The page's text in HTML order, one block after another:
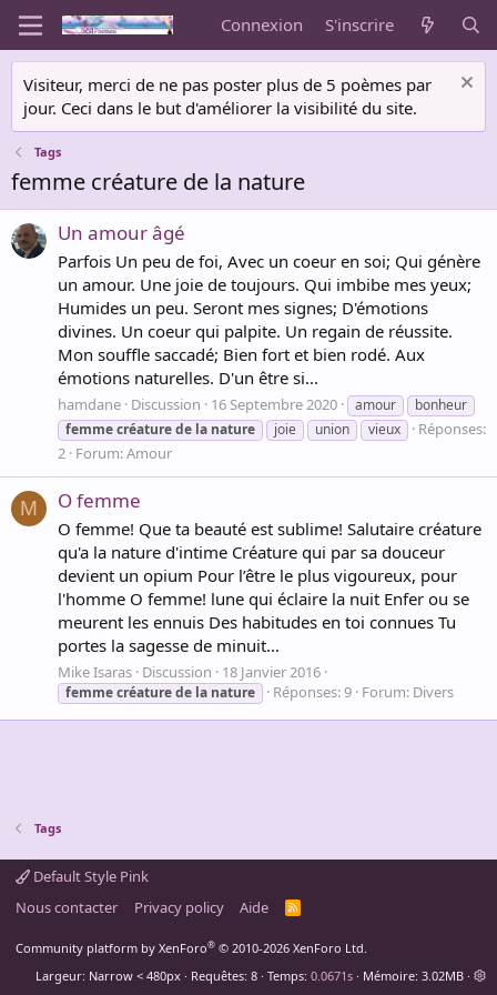
Connexion S'inscrire
Visiteur, merci de ne pas poster plus de 5 poèmes par
jour. Ceci dans le but d'améliorer la visibilité du site.
Tags
femme créature de la nature
Un amour âgé
Parfois Un peu de foi, Avec un coeur en soi; Qui génère
un amour. Une joie de toujours. Qui imbibe mes yeux;
Humides un peu. Seront mes signes; D'émotions
divines. Un coeur qui palpite. Un regain de réussite.
Mon souffle saccadé; Bien fort et bien rodé. Aux
émotions naturelles. D'un être si...
hamdane Discussion 16 Septembre 2020 amour
bonheur
femmecréaturede la nature joie union vieux
Réponses:
2 Forum:Amour
M O femme
O femme! Que ta beauté est sublime! Salutaire créature
qu'a la nature d'intime Créature qui par sa douceur
devient un opium Pour l’être le plus vigoureux, pour
l'homme O femme! lune qui éclaire la nuit Enfer ou se
meurent les ennuis Des habitudes en toi connues Tu
portes la sagesse de minuit...
Mike Isaras Discussion 18 Janvier 2016
femmecréaturede la nature Réponses: 9 Forum: Divers
Tags
Default Style Pink
Nous contacter
Privacy policy Aide
R
Community platform by XenForo® © 2010-2026 XenForo Ltd.
Largeur
Requêtes 8 Temps 0.0671s Mémoire 3.02MB